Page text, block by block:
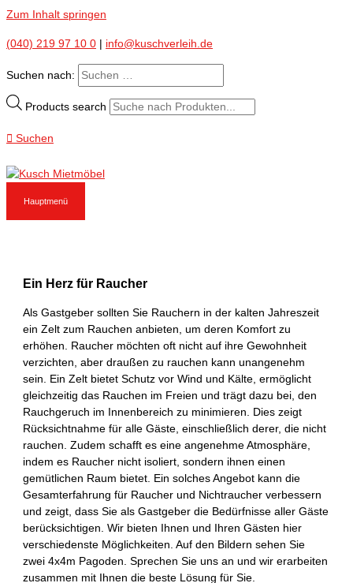
Zum Inhalt springen
(040) 219 97 10 0 info@kuschverleih.de
Suchen nach:
Products search
Suchen
Hauptmenü
Ein Herz für Raucher
Als Gastgeber sollten Sie Rauchern in der kalten Jahreszeit
ein Zelt zum Rauchen anbieten, um deren Komfort zu
erhöhen. Raucher möchten oft nicht auf ihre Gewohnheit
verzichten, aber draußen zu rauchen kann unangenehm
sein. Ein Zelt bietet Schutz vor Wind und Kälte, ermöglicht
gleichzeitig das Rauchen im Freien und trägt dazu bei, den
Rauchgeruch im Innenbereich zu minimieren. Dies zeigt
Rücksichtnahme für alle Gäste, einschließlich derer, die nicht
rauchen. Zudem schafft es eine angenehme Atmosphäre,
indem es Raucher nicht isoliert, sondern ihnen einen
gemütlichen Raum bietet. Ein solches Angebot kann die
Gesamterfahrung für Raucher und Nichtraucher verbessern
und zeigt, dass Sie als Gastgeber die Bedürfnisse aller Gäste
berücksichtigen. Wir bieten Ihnen und Ihren Gästen hier
verschiedenste Möglichkeiten. Auf den Bildern sehen Sie
zwei 4x4m Pagoden. Sprechen Sie uns an und wir erarbeiten
zusammen mit Ihnen die beste Lösung für Sie.